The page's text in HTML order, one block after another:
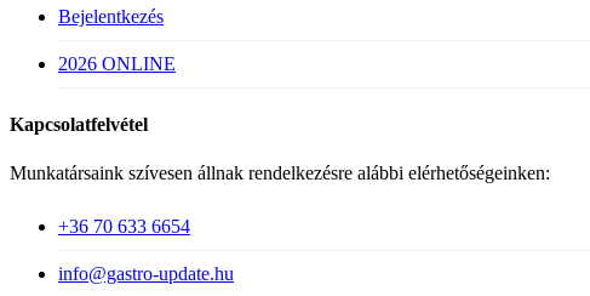
Bejelentkezés
2026 ONLINE
Kapcsolatfelvétel
Munkatársaink szívesen állnak rendelkezésre alábbi elérhetőségeinken:
+36 70 633 6654
info@gastro-update.hu